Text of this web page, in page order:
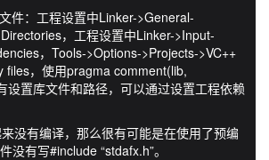
件：工程设置中Linker->General-
，工程设置中Linker->Input-
，Tools->Options->Projects->VC++
files，使用pragma comment(lib,
设置库文件和路径，可以通过设置工程依赖
没有编译，那么很有可能是在使用了预编
没有写#include “stdafx.h”。